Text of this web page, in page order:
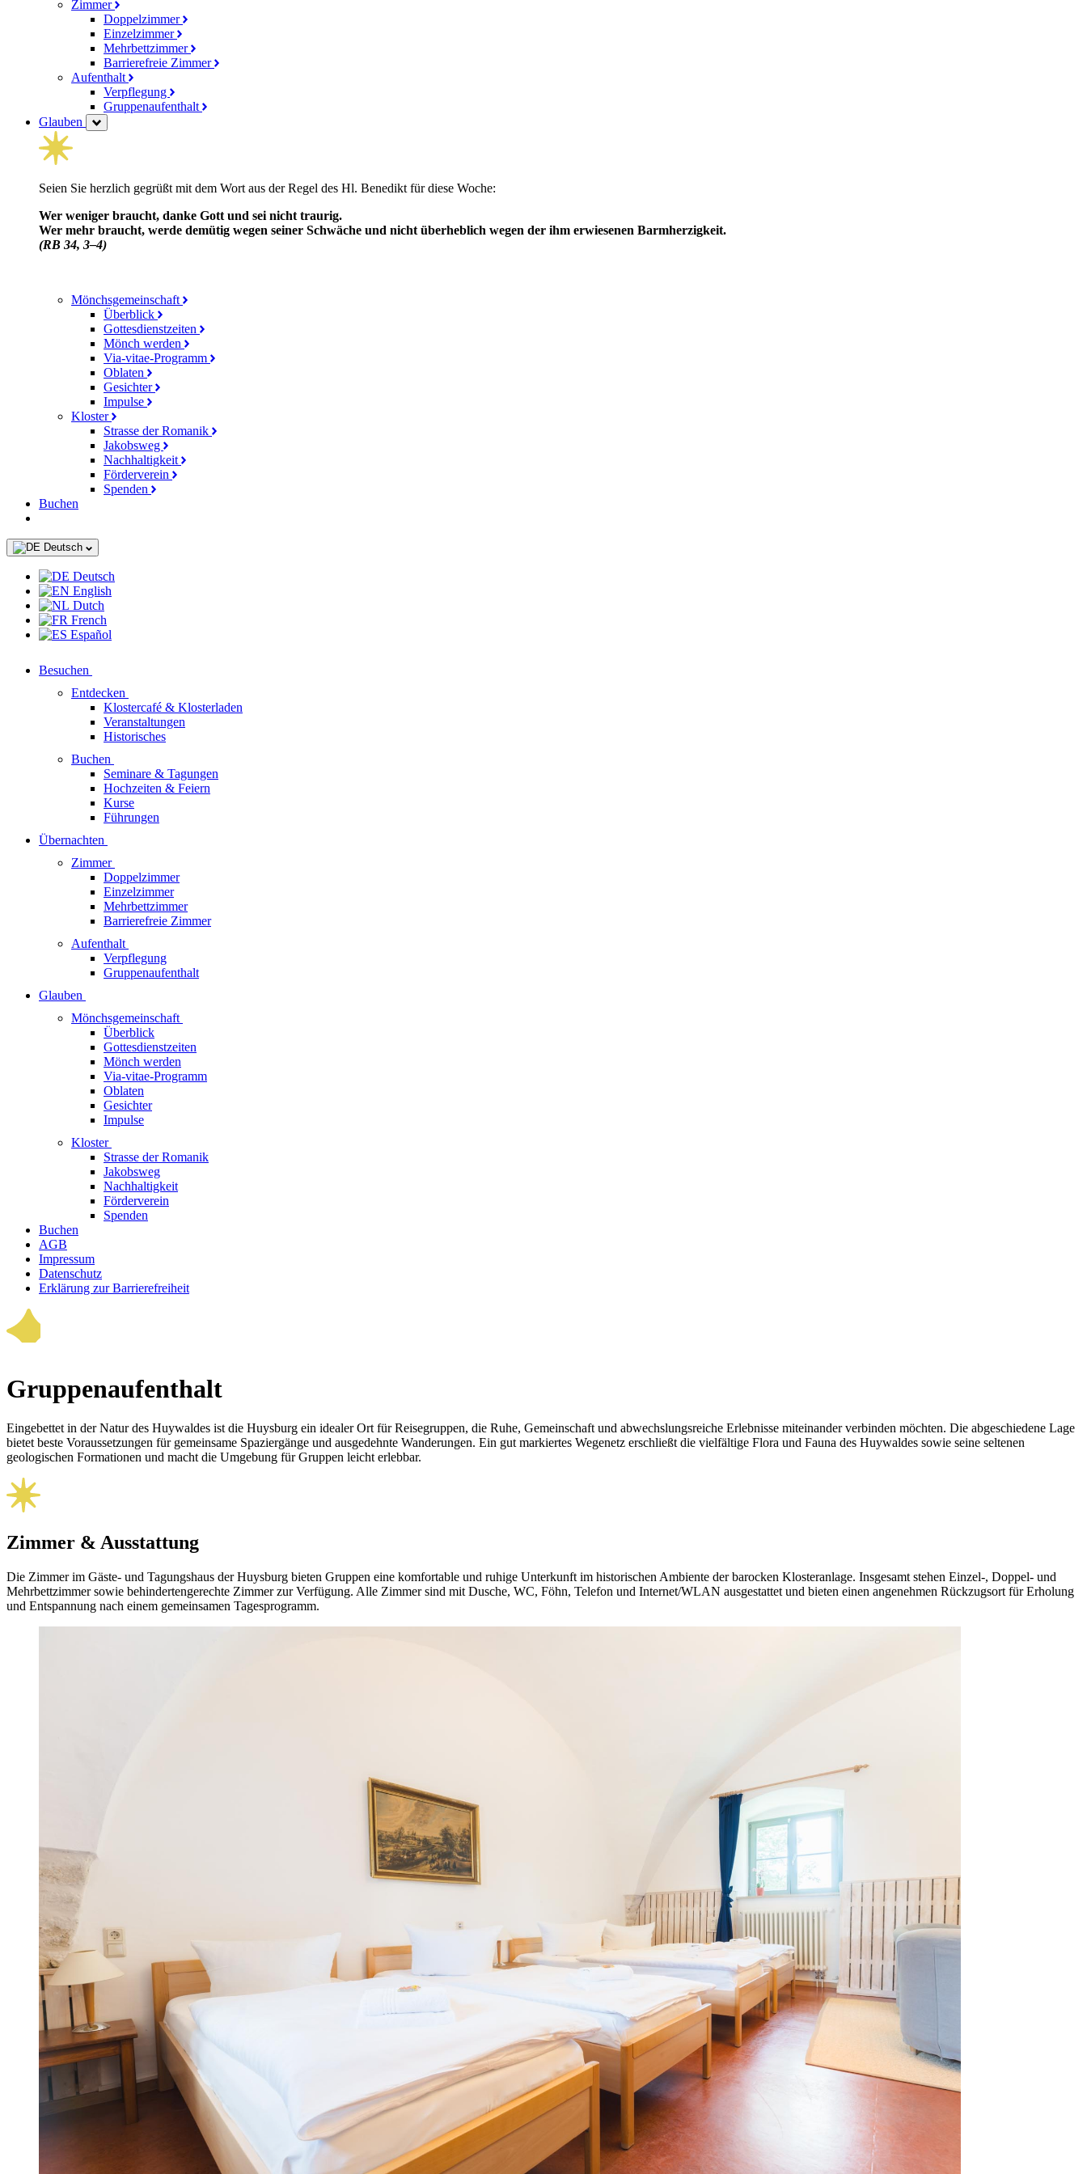
Zimmer
Doppelzimmer
Einzelzimmer
Mehrbettzimmer
Barrierefreie Zimmer
Aufenthalt
Verpflegung
Gruppenaufenthalt
Glauben
Seien Sie herzlich gegrüßt mit dem Wort aus der Regel des Hl. Benedikt für diese Woche:
Wer weniger braucht, danke Gott und sei nicht traurig.
Wer mehr braucht, werde demütig wegen seiner Schwäche und nicht über­heblich wegen der ihm erwiesenen Barm­herzig­keit.
(RB 34, 3–4)
Mönchsgemeinschaft
Überblick
Gottesdienstzeiten
Mönch werden
Via-vitae-Programm
Oblaten
Gesichter
Impulse
Kloster
Strasse der Romanik
Jakobsweg
Nachhaltigkeit
Förderverein
Spenden
Buchen
Deutsch
Deutsch
English
Dutch
French
Español
Besuchen
Entdecken
Klostercafé & Klosterladen
Veranstaltungen
Historisches
Buchen
Seminare & Tagungen
Hochzeiten & Feiern
Kurse
Führungen
Übernachten
Zimmer
Doppelzimmer
Einzelzimmer
Mehrbettzimmer
Barrierefreie Zimmer
Aufenthalt
Verpflegung
Gruppenaufenthalt
Glauben
Mönchsgemeinschaft
Überblick
Gottesdienstzeiten
Mönch werden
Via-vitae-Programm
Oblaten
Gesichter
Impulse
Kloster
Strasse der Romanik
Jakobsweg
Nachhaltigkeit
Förderverein
Spenden
Buchen
AGB
Impressum
Datenschutz
Erklärung zur Barrierefreiheit
Gruppenaufenthalt
Eingebettet in der Natur des Huywaldes ist die Huysburg ein idealer Ort für Reise­gruppen, die Ruhe, Gemein­schaft und abwechslungs­reiche Erlebnisse miteinander verbinden möchten. Die abgeschiedene Lage
bietet beste Voraus­setzungen für gemeinsame Spaziergänge und ausgedehnte Wanderungen. Ein gut markiertes Wegenetz erschließt die vielfältige Flora und Fauna des Huywaldes sowie seine seltenen
geologischen Formationen und macht die Umgebung für Gruppen leicht erlebbar.
Zimmer & Ausstattung
Die Zimmer im Gäste- und Tagungshaus der Huysburg bieten Gruppen eine komfortable und ruhige Unterkunft im historischen Ambiente der barocken Klosteranlage. Insgesamt stehen Einzel-, Doppel- und
Mehrbettzimmer sowie behindertengerechte Zimmer zur Verfügung. Alle Zimmer sind mit Dusche, WC, Föhn, Telefon und Internet/WLAN ausgestattet und bieten einen angenehmen Rückzugsort für Erholung
und Entspannung nach einem gemeinsamen Tagesprogramm.